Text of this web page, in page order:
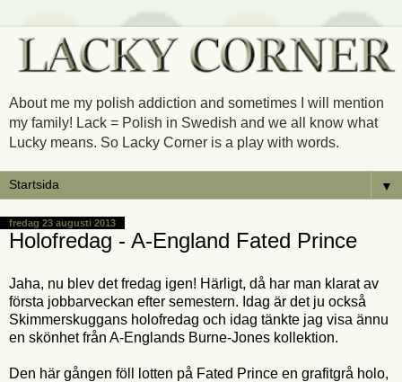
About me my polish addiction and sometimes I will mention
my family! Lack = Polish in Swedish and we all know what
Lucky means. So Lacky Corner is a play with words.
▼
fredag 23 augusti 2013
Holofredag - A-England Fated Prince
Jaha, nu blev det fredag igen! Härligt, då har man klarat av
första jobbarveckan efter semestern. Idag är det ju också
Skimmerskuggans holofredag och idag tänkte jag visa ännu
en skönhet från A-Englands Burne-Jones kollektion.
Den här gången föll lotten på Fated Prince en grafitgrå holo,